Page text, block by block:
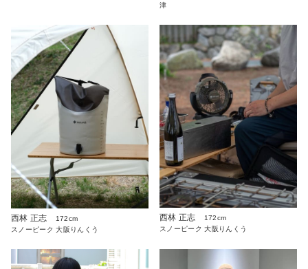
津
西林 正志
172cm
スノーピーク 大阪りんくう
西林 正志
172cm
スノーピーク 大阪りんくう